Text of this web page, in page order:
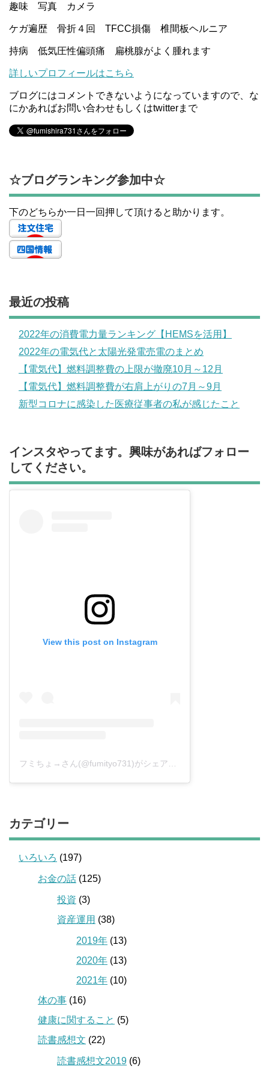
趣味 写真 カメラ
ケガ遍歴 骨折４回 TFCC損傷 椎間板ヘルニア
持病 低気圧性偏頭痛 扁桃腺がよく腫れます
詳しいプロフィールはこちら
ブログにはコメントできないようになっていますので、な
にかあればお問い合わせもしくはtwitterまで
☆ブログランキング参加中☆
下のどちらか一日一回押して頂けると助かります。
最近の投稿
2022年の消費電力量ランキング【HEMSを活用】
2022年の電気代と太陽光発電売電のまとめ
【電気代】燃料調整費の上限が撤廃10月～12月
【電気代】燃料調整費が右肩上がりの7月～9月
新型コロナに感染した医療従事者の私が感じたこと
インスタやってます。興味があればフォロー
してください。
View this post on Instagram
カテゴリー
いろいろ (197)
お金の話 (125)
投資 (3)
資産運用 (38)
2019年 (13)
2020年 (13)
2021年 (10)
体の事 (16)
健康に関すること (5)
読書感想文 (22)
読書感想文2019 (6)